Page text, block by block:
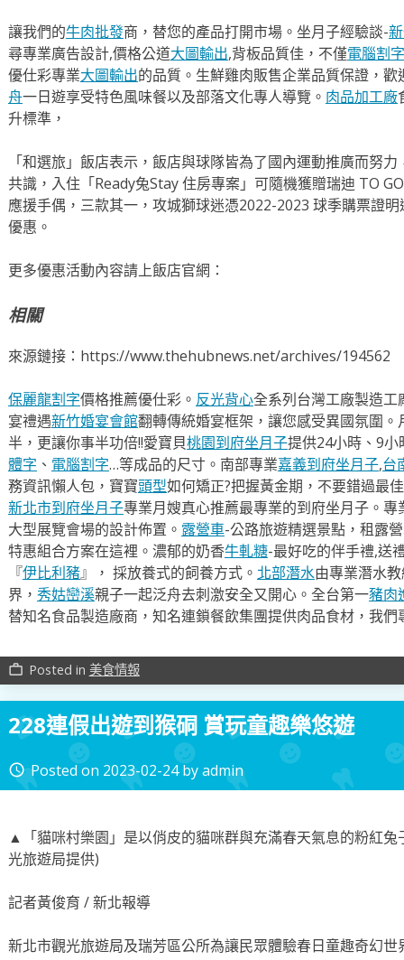
讓我們的牛肉批發商，替您的產品打開市場。坐月子經驗談-
尋專業廣告設計,價格公道大圖輸出,背板品質佳，不僅電腦割字
優仕彩專業大圖輸出的品質。生鮮雞肉販售企業品質保證，歡
舟一日遊享受特色風味餐以及部落文化專人導覽。 肉品加工廠
升標準，
「和選旅」飯店表示，飯店與球隊皆為了國內運動推廣而努
共識，入住「Ready兔Stay 住房專案」可隨機獲贈瑞迪 TO
應援手偶，三款其一，攻城獅球迷憑2022-2023 球季購票證
優惠。
更多優惠活動內容請上飯店官網：
相關
來源鏈接：https://www.thehubnews.net/archives/194562
保麗龍割字價格推薦優仕彩。 反光背心全系列台灣工廠製造
宴禮遇新竹婚宴會館翻轉傳統婚宴框架，讓您感受異國氛圍。
半，更讓你事半功倍!!愛寶貝桃園到府坐月子提供24小時、9
體字 、 電腦割字…等成品的尺寸。南部專業嘉義到府坐月子,台
務資訊懶人包，寶寶頭型如何矯正?把握黃金期，不要錯過最
新北市到府坐月子專業月嫂真心推薦最專業的到府坐月子。專
大型展覽會場的設計佈置。 露營車-公路旅遊精選景點，租露
特惠組合方案在這裡。濃郁的奶香牛軋糖-最好吃的伴手禮,送
『伊比利豬』， 採放養式的飼養方式。 北部潛水由專業潛水
界， 秀姑巒溪親子一起泛舟去​刺激安全又開心。全台第一豬肉
替知名食品製造廠商，知名連鎖餐飲集團提供肉品食材，我
work_outline Posted in 美食情報
228連假出遊到猴硐 賞玩童趣樂悠遊
access_time Posted on 2023-02-24byadmin
▲「貓咪村樂園」是以俏皮的貓咪群與充滿春天氣息的粉紅
光旅遊局提供)
記者黃俊育 / 新北報導
新北市觀光旅遊局及瑞芳區公所為讓民眾體驗春日童趣奇幻